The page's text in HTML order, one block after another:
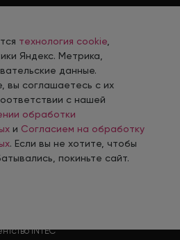
персональных данных
персональных данных
файлов cookie
рекламной рассылки
продвижение сайтов в г. Челябинск
INTEC
технология cookie
Яндекс. Метрика,
данные.
вы соглашаетесь с их
с нашей
обработки
и Согласием на обработку
. Если вы не хотите, чтобы
покиньте сайт.